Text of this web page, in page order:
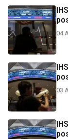
04
03